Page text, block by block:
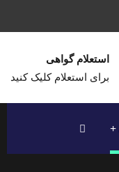
استعلام گواهی
برای استعلام کلیک کنید